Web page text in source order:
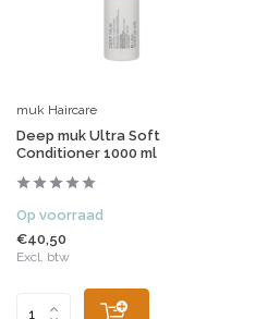
muk Haircare
Deep muk Ultra Soft
Conditioner 1000 ml
Op voorraad
€40,50
Excl. btw